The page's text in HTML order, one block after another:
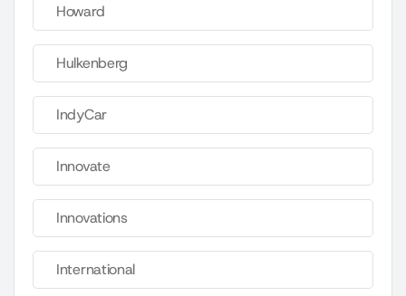
Howard
Hulkenberg
IndyCar
Innovate
Innovations
International